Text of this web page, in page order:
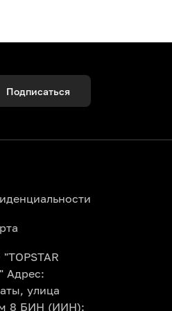
минут.
покажет
Подписаться
Адрес:
улица
8 БИН (ИИН):